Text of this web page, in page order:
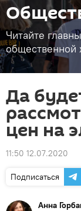
Читайте
Да
цен на
11:50 12.07.2020
Подписаться
Анна